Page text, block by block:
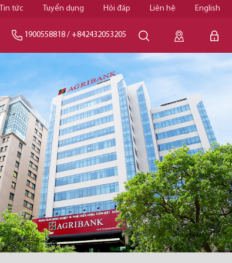
Tin tức Tuyển dụng Hỏi đáp Liên hệ English
1900558818 / +842432053205